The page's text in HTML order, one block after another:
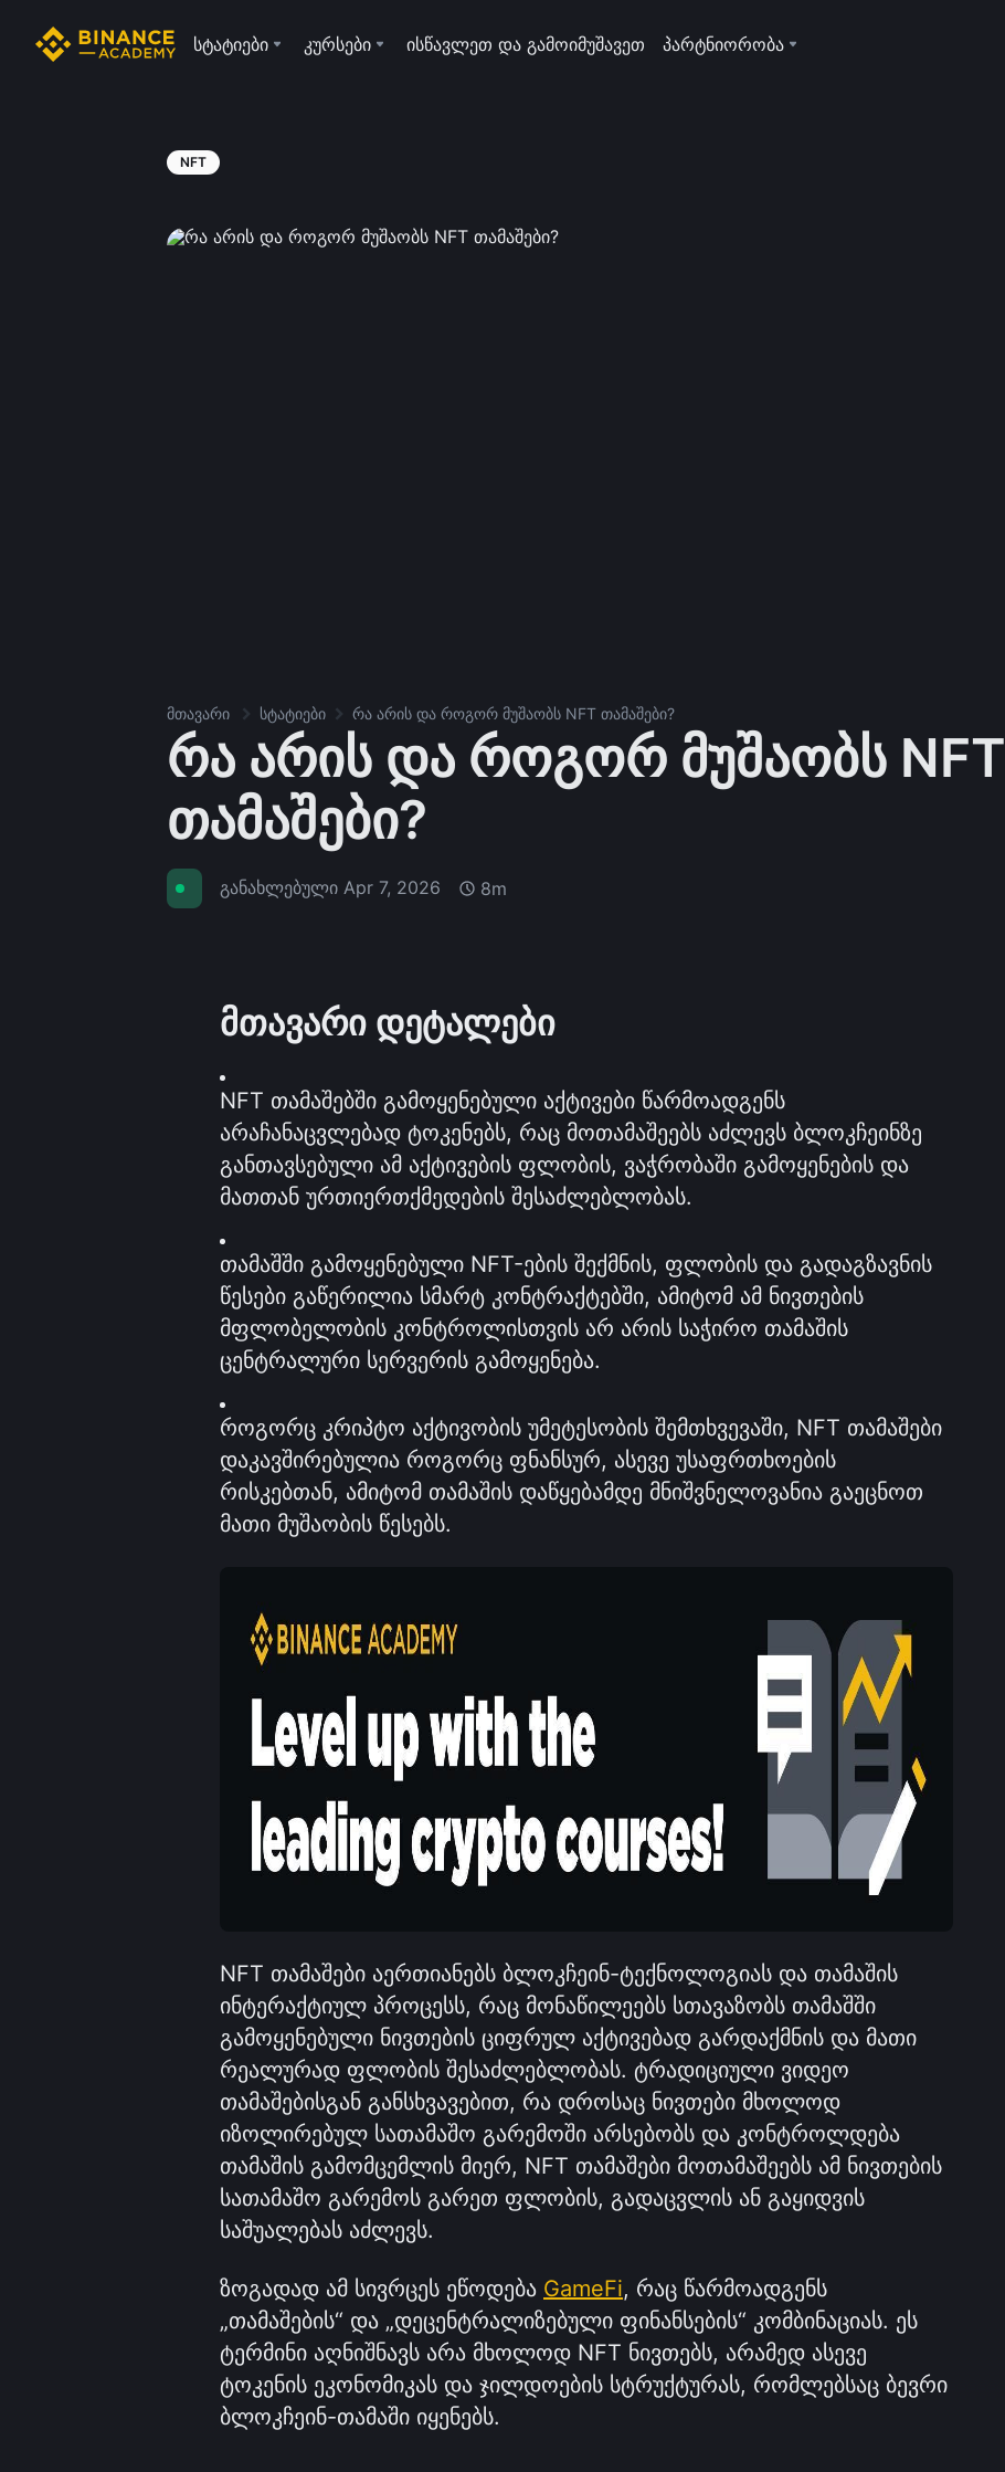
სტატიები კურსები ისწავლეთ და გამოიმუშავეთ პარტნიორობა
NFT
მთავარი სტატიები რა არის და როგორ მუშაობს NFT თამაშები?
რა არის და როგორ მუშაობს NFT
თამაშები?
განახლებული Apr 7, 2026 8m
მთავარი დეტალები
NFT თამაშებში გამოყენებული აქტივები წარმოადგენს
არაჩანაცვლებად ტოკენებს, რაც მოთამაშეებს აძლევს ბლოკჩეინზე
განთავსებული ამ აქტივების ფლობის, ვაჭრობაში გამოყენების და
მათთან ურთიერთქმედების შესაძლებლობას.
თამაშში გამოყენებული NFT-ების შექმნის, ფლობის და გადაგზავნის
წესები გაწერილია სმარტ კონტრაქტებში, ამიტომ ამ ნივთების
მფლობელობის კონტროლისთვის არ არის საჭირო თამაშის
ცენტრალური სერვერის გამოყენება.
როგორც კრიპტო აქტივობის უმეტესობის შემთხვევაში, NFT თამაშები
დაკავშირებულია როგორც ფნანსურ, ასევე უსაფრთხოების
რისკებთან, ამიტომ თამაშის დაწყებამდე მნიშვნელოვანია გაეცნოთ
მათი მუშაობის წესებს.
NFT თამაშები აერთიანებს ბლოკჩეინ-ტექნოლოგიას და თამაშის
ინტერაქტიულ პროცესს, რაც მონაწილეებს სთავაზობს თამაშში
გამოყენებული ნივთების ციფრულ აქტივებად გარდაქმნის და მათი
რეალურად ფლობის შესაძლებლობას. ტრადიციული ვიდეო
თამაშებისგან განსხვავებით, რა დროსაც ნივთები მხოლოდ
იზოლირებულ სათამაშო გარემოში არსებობს და კონტროლდება
თამაშის გამომცემლის მიერ, NFT თამაშები მოთამაშეებს ამ ნივთების
სათამაშო გარემოს გარეთ ფლობის, გადაცვლის ან გაყიდვის
საშუალებას აძლევს.
ზოგადად ამ სივრცეს ეწოდება GameFi, რაც წარმოადგენს
„თამაშების“ და „დეცენტრალიზებული ფინანსების“ კომბინაციას. ეს
ტერმინი აღნიშნავს არა მხოლოდ NFT ნივთებს, არამედ ასევე
ტოკენის ეკონომიკას და ჯილდოების სტრუქტურას, რომლებსაც ბევრი
ბლოკჩეინ-თამაში იყენებს.